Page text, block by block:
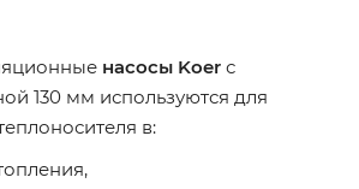
насосы Koer с
130 мм используются для
в: